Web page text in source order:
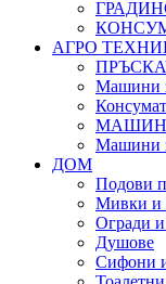
АГРО
Машини
Машини
ДОМ
Подови
Мивки и
Огради и
Душове
Сифони